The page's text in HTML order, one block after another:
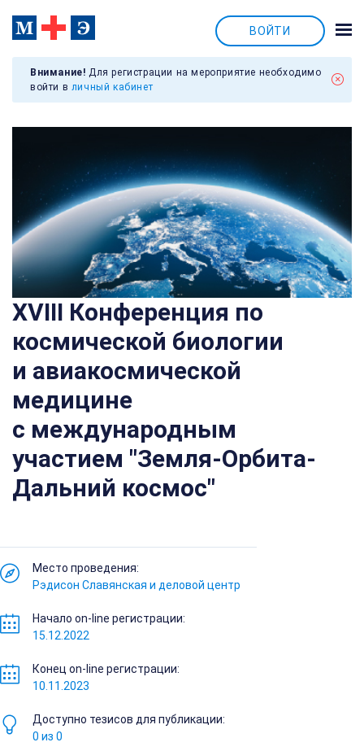
ВОЙТИ
Внимание! Для регистрации на мероприятие необходимо
войти в личный кабинет
XVIII Конференция по
космической биологии
и авиакосмической
медицине
с международным
участием "Земля-Орбита-
Дальний космос"
Место проведения:
Рэдисон Славянская и деловой центр
Начало on-line регистрации:
15.12.2022
Конец on-line регистрации:
10.11.2023
Доступно тезисов для публикации:
0 из 0